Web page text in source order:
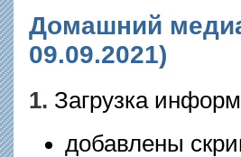
Домашний
09.09.2021)
1. Загрузка
добавлены